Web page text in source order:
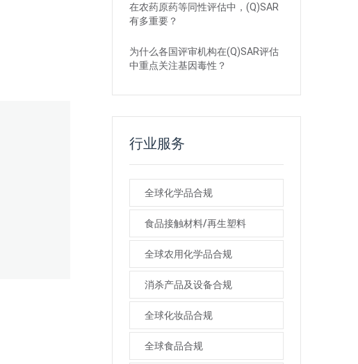
在农药原药等同性评估中，(Q)SAR
有多重要？
为什么各国评审机构在(Q)SAR评估
中重点关注基因毒性？
行业服务
全球化学品合规
食品接触材料/再生塑料
全球农用化学品合规
消杀产品及设备合规
全球化妆品合规
全球食品合规